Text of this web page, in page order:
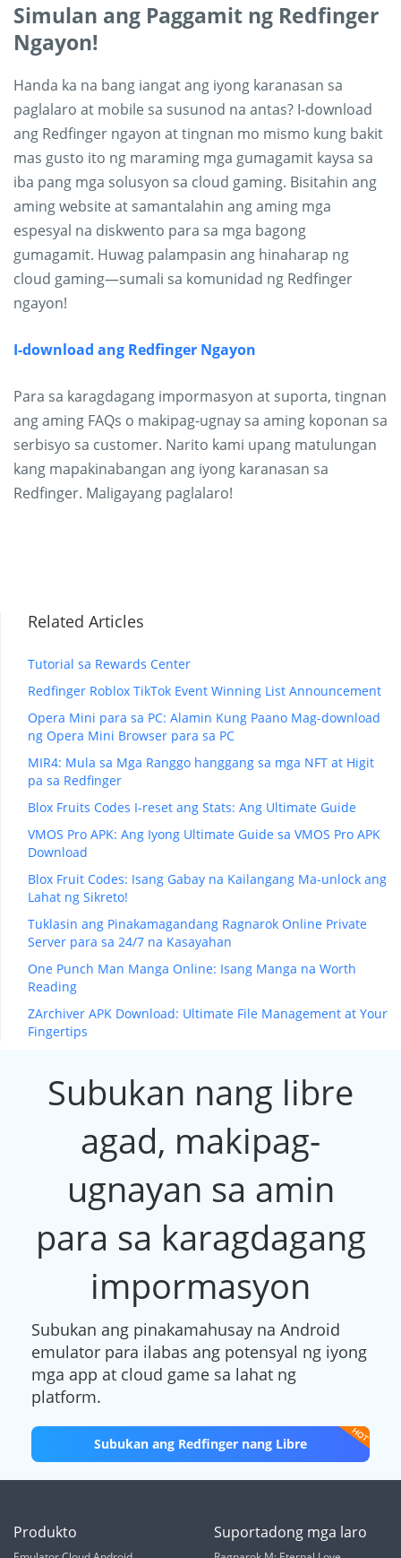
Simulan ang Paggamit ng Redfinger
Ngayon!
Handa ka na bang iangat ang iyong karanasan sa
paglalaro at mobile sa susunod na antas? I-download
ang Redfinger ngayon at tingnan mo mismo kung bakit
mas gusto ito ng maraming mga gumagamit kaysa sa
iba pang mga solusyon sa cloud gaming. Bisitahin ang
aming website at samantalahin ang aming mga
espesyal na diskwento para sa mga bagong
gumagamit. Huwag palampasin ang hinaharap ng
cloud gaming—sumali sa komunidad ng Redfinger
ngayon!
I-download ang Redfinger Ngayon
Para sa karagdagang impormasyon at suporta, tingnan
ang aming FAQs o makipag-ugnay sa aming koponan sa
serbisyo sa customer. Narito kami upang matulungan
kang mapakinabangan ang iyong karanasan sa
Redfinger. Maligayang paglalaro!
Related Articles
Tutorial sa Rewards Center
Redfinger Roblox TikTok Event Winning List Announcement
Opera Mini para sa PC: Alamin Kung Paano Mag-download
ng Opera Mini Browser para sa PC
MIR4: Mula sa Mga Ranggo hanggang sa mga NFT at Higit
pa sa Redfinger
Blox Fruits Codes I-reset ang Stats: Ang Ultimate Guide
VMOS Pro APK: Ang Iyong Ultimate Guide sa VMOS Pro APK
Download
Blox Fruit Codes: Isang Gabay na Kailangang Ma-unlock ang
Lahat ng Sikreto!
Tuklasin ang Pinakamagandang Ragnarok Online Private
Server para sa 24/7 na Kasayahan
One Punch Man Manga Online: Isang Manga na Worth
Reading
ZArchiver APK Download: Ultimate File Management at Your
Fingertips
Subukan nang libre
agad, makipag-
ugnayan sa amin
para sa karagdagang
impormasyon
Subukan ang pinakamahusay na Android
emulator para ilabas ang potensyal ng iyong
mga app at cloud game sa lahat ng
platform.
Subukan ang Redfinger nang Libre
Produkto Suportadong mga laro